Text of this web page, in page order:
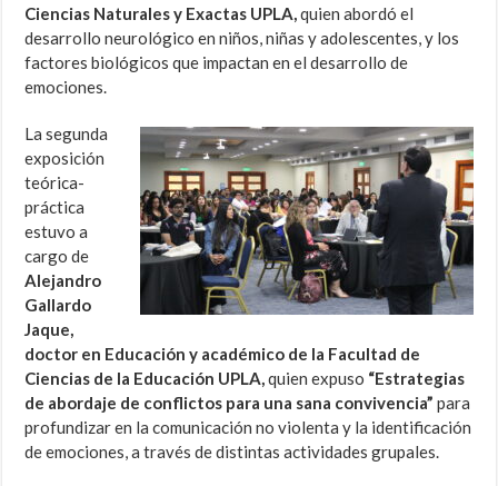
Ciencias Naturales y Exactas UPLA,quien abordó el
desarrollo neurológico en niños, niñas y adolescentes, y los
factores biológicos que impactan en el desarrollo de
emociones.
La segunda
exposición
teórica-
práctica
estuvo a
cargo de
Alejandro
Gallardo
Jaque,
doctor en Educación y académico de la Facultad de
Ciencias de la Educación UPLA,quien expuso “Estrategias
de abordaje de conflictos para una sana convivencia” para
profundizar en la comunicación no violenta y la identificación
de emociones, a través de distintas actividades grupales.